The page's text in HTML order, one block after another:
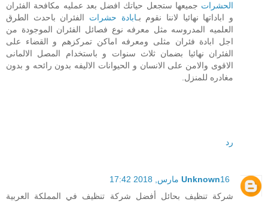
الحشرات جميعها ستجعل حياتك افضل بعد عمليه مكافحة الفئران
و اباداتها نهائيا لاننا نقوم بـابادة حشرات الفئران باحدث الطرق
العلميه المدروسه مثل معرفه نوع فصائل الفئران الموجودة من
اجل ابادة فئران مثلى ومعرفه اماكن تمركزهم و القضاء على
الفئران نهائيا بضمان ثلاث سنوات و باستخدام المصل الالمانى
الاقوى والامن على الانسان و الحيوانات الاليفه بدون رائحه و بدون
مغادره للمنزل.
رد
Unknown16 مارس, 2018 17:42
شركة تنظيف بحائل أفضل شركة تنظيف في المملكة العربية